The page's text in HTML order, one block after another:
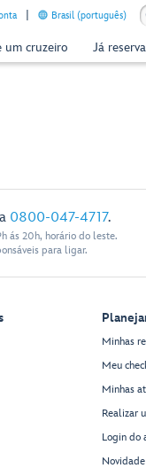
Brasil (português)
um cruzeiro Já
0800-047-4717.
ás 20h, horário do leste.
para ligar.
Minhas
Meu
Minhas
Realizar
Login do